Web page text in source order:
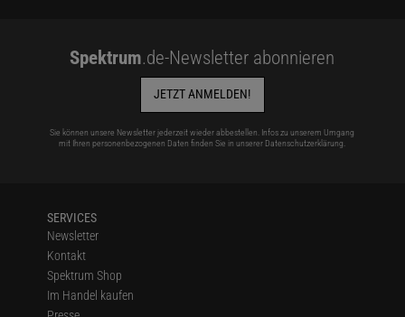
Spektrum.de-Newsletter abonnieren
JETZT ANMELDEN!
Sie können unsere Newsletter jederzeit wieder abbestellen. Infos zu unserem Umgang
mit Ihren personenbezogenen Daten finden Sie in unserer Datenschutzerklärung
SERVICES
Newsletter
Kontakt
Spektrum Shop
Im Handel kaufen